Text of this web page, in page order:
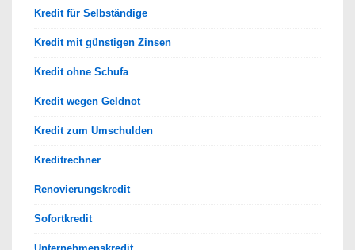
Kredit für Selbständige
Kredit mit günstigen Zinsen
Kredit ohne Schufa
Kredit wegen Geldnot
Kredit zum Umschulden
Kreditrechner
Renovierungskredit
Sofortkredit